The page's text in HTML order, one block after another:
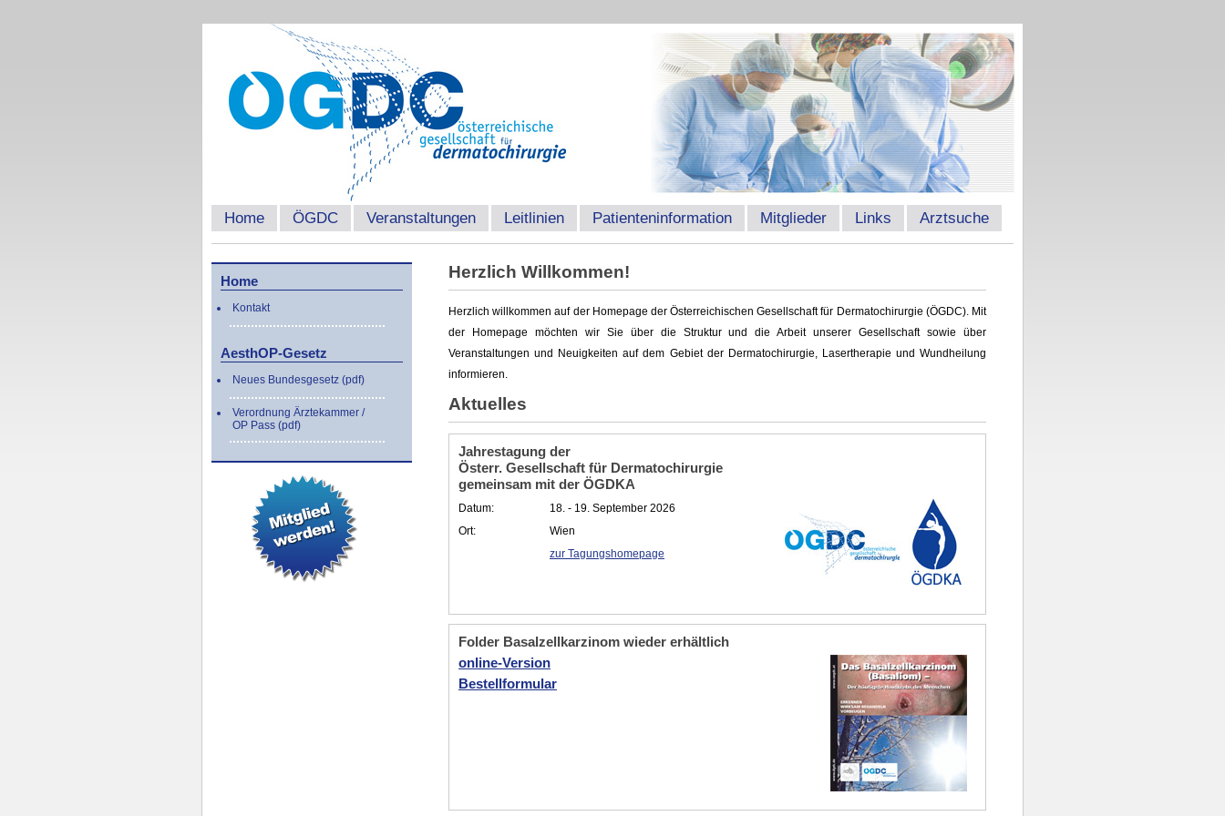
Home ÖGDC Veranstaltungen Leitlinien Patienteninformation Mitglieder Links Arztsuche
Home
Kontakt
AesthOP-Gesetz
Neues Bundesgesetz (pdf)
Verordnung Ärztekammer /
OP Pass (pdf)
Herzlich Willkommen!
Herzlich willkommen auf der Homepage der Österreichischen Gesellschaft für Dermatochirurgie (ÖGDC). Mit
der Homepage möchten wir Sie über die Struktur und die Arbeit unserer Gesellschaft sowie über
Veranstaltungen und Neuigkeiten auf dem Gebiet der Dermatochirurgie, Lasertherapie und Wundheilung
informieren.
Aktuelles
Jahrestagung der
Österr. Gesellschaft für Dermatochirurgie
gemeinsam mit der ÖGDKA
Datum:
18. - 19. September 2026
Ort:
Wien
zur Tagungshomepage
Folder Basalzellkarzinom wieder erhältlich
online-Version
Bestellformular